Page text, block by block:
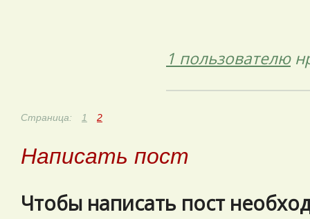
1 пользователю
Страница: 1 2
Написать пост
Чтобы написать пост